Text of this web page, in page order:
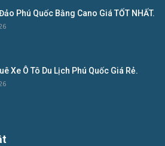
Phú Quốc Bằng Cano Giá TỐT NHẤT.
Xe Ô Tô Du Lịch Phú Quốc Giá Rẻ.